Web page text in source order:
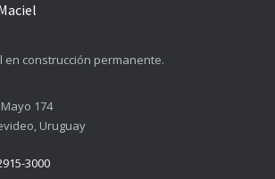
en construcción permanente.
174
Uruguay
3000